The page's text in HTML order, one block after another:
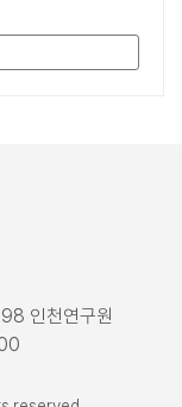
인천연구원